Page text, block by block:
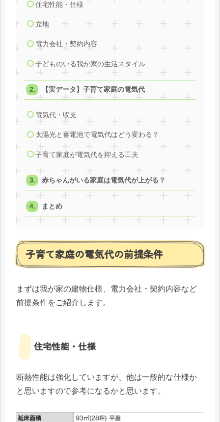
住宅性能・仕様
立地
電力会社・契約内容
子どものいる我が家の生活スタイル
【実データ】子育て家庭の電気代
電気代・収支
太陽光と蓄電池で電気代はどう変わる？
子育て家庭が電気代を抑える工夫
赤ちゃんがいる家庭は電気代が上がる？
まとめ
子育て家庭の電気代の前提条件
まずは我が家の建物仕様、電力会社・契約内容など
前提条件をご紹介します。
住宅性能・仕様
断熱性能は強化していますが、他は一般的な仕様か
と思いますので参考になるかと思います。